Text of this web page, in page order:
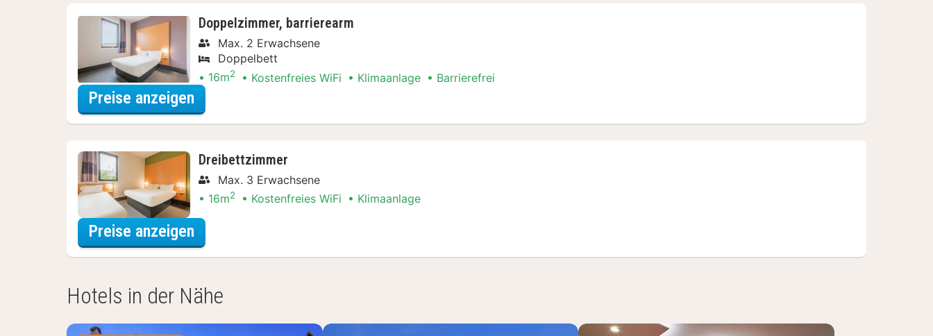
Doppelzimmer, barrierearm
Max. 2 Erwachsene
Doppelbett
16m2 Kostenfreies WiFi Klimaanlage Barrierefrei
Preise anzeigen
Dreibettzimmer
Max. 3 Erwachsene
16m2 Kostenfreies WiFi Klimaanlage
Preise anzeigen
Hotels in der Nähe